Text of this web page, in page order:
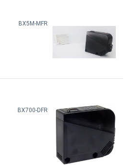
BX5M-MFR
BX700-DFR